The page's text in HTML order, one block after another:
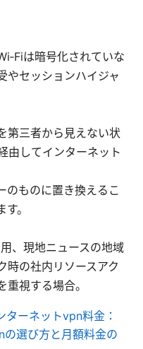
は暗号化されていな
やセッションハイジャ
第三者から見えない状
由してインターネット
のものに置き換えるこ
。
、現地ニュースの地域
時の社内リソースアク
視する場合。
ターネットvpn料金：
選び方と月額料金の